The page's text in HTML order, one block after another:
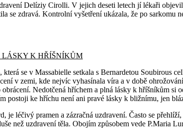
Delíziy Cirolli. V jejich deseti letech jí lékaři
se zdravá. Kontrolní vyšetření ukázala, že po
LÁSKY K HŘÍŠNÍKŮM
se v Massabielle setkala s Bernardetou
v zemi, kde nejvíc vyhasínala víra a v době
Nedotčená hříchem a plná lásky k hříšníkům si
postoji ke hříchu není ani pravé lásky k bližnímu, jen
je léčivý pramen a zázračná uzdravení. Často se
než uzdravení těla. Obojím způsobem vede P.Maria